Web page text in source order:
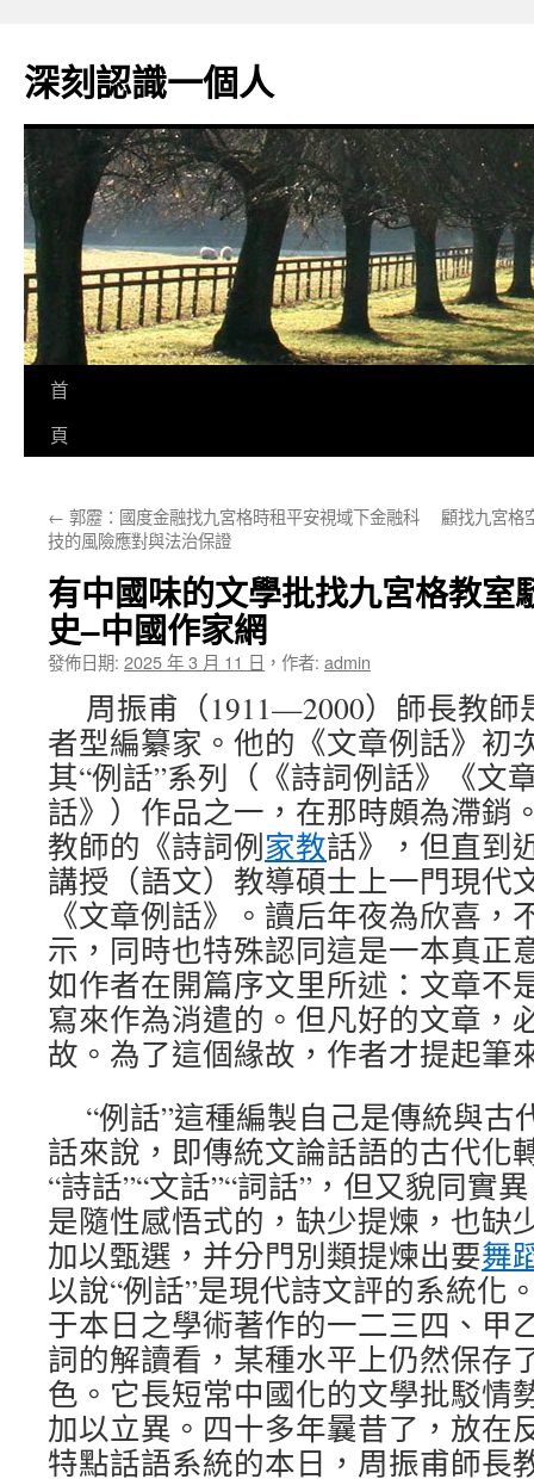
主
要
深刻認識一個人
首
頁
← 郭靂：國度金融找九宮格時租平安視域下金融科
技的風險應對與法治保證
顧找九宮格
有中國味的文學批找九宮格教室
史–中國作家網
發佈日期: 2025 年 3 月 11 日 ， 作者: admin
周振甫（1911—2000）師長教
者型編纂家。他的《文章例話》初
其“例話”系列（《詩詞例話》《文
話》）作品之一，在那時頗為滯銷
教師的《詩詞例家教話》，但直到
講授（語文）教導碩士上一門現代
《文章例話》。讀后年夜為欣喜，
示，同時也特殊認同這是一本真正
如作者在開篇序文里所述：文章不
寫來作為消遣的。但凡好的文章，
故。為了這個緣故，作者才提起筆
“例話”這種編製自己是傳統與古
話來說，即傳統文論話語的古代化
“詩話”“文話”“詞話”，但又貌同實
是隨性感悟式的，缺少提煉，也缺
加以甄選，并分門別類提煉出要舞
以說“例話”是現代詩文評的系統化
于本日之學術著作的一二三四、甲
詞的解讀看，某種水平上仍然保存
色。它長短常中國化的文學批駁情
加以立異。四十多年曩昔了，放在
特點話語系統的本日，周振甫師長